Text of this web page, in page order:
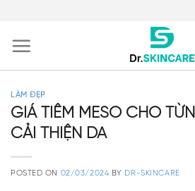
content
LÀM ĐẸP
GIÁ TIÊM MESO CHO
CẢI THIỆN DA
POSTED ON 02/03/2024 BY DR-SKINCARE